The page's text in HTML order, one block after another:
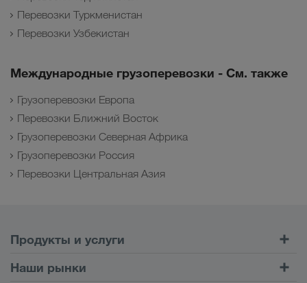
Перевозки Туркменистан
Перевозки Узбекистан
Международные грузоперевозки - См. также
Грузоперевозки Европа
Перевозки Ближний Восток
Грузоперевозки Северная Африка
Грузоперевозки Россия
Перевозки Центральная Азия
Продукты и услуги
Наши рынки